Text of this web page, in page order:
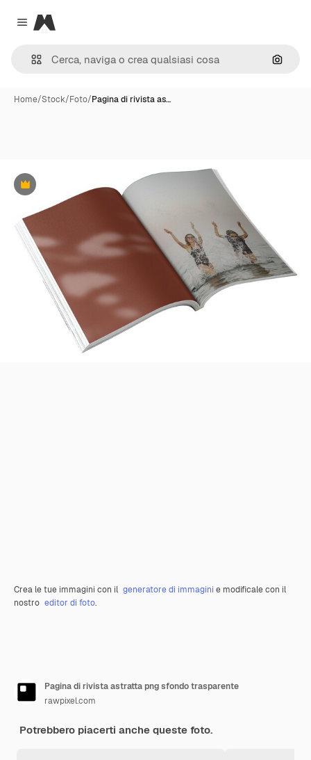
Close menu
Magnific
Cerca
Home/Stock/Foto/Pagina di rivista as…
Premium
Crea le tue immagini con il generatore di immagini e modificale con il
nostro editor di foto.
Pagina di rivista astratta png sfondo trasparente
rawpixel.com
Potrebbero piacerti anche queste foto.